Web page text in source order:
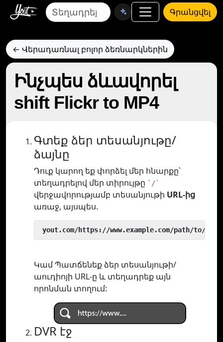
Գրանցվել
← Վերադառնալ բոլոր ձեռնարկներին
Ինչպես ձևավորել
shift Flickr to MP4
Գտեք ձեր տեսանյութը/
ձայնը
Դուք կարող եք փորձել մեր հնարքը՝
տեղադրելով մեր տիրույթը `/`
վերջավորությամբ տեսանյութի URL-ից
առաջ, այսպես.
yout.com/https://www.example.com/path/to/
Կամ Պատճենեք ձեր տեսանյութի/
աուդիոյի URL-ը և տեղադրեք այն
որոնման տողում:
DVR էջ